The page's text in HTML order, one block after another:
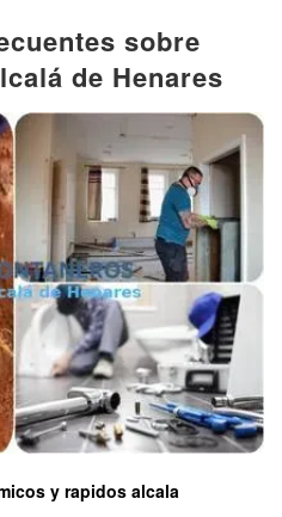
sobre
de Henares
y rapidos alcala